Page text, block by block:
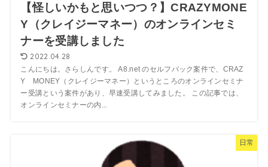
【怪しいかもと思いつつ？】CRAZYMONE
Y（クレイジーマネー）のオンラインセミ
ナーを受講しました
2022.04.28
こんにちは。さらしんです。 A8.net のセルフバック案件で、CRAZ
Y MONEY（クレイジーマネー）というところのオンラインセミナ
ー受講という案件があり、早速受講してみました。 この記事では、
オンラインセミナーの内...
日常